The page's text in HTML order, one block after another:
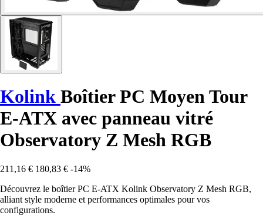
Kolink Boîtier PC Moyen Tour
E-ATX avec panneau vitré
Observatory Z Mesh RGB
211,16 € 180,83 € -14%
Découvrez le boîtier PC E-ATX Kolink Observatory Z Mesh RGB,
alliant style moderne et performances optimales pour vos
configurations.